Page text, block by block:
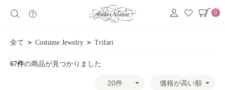
0
全て ＞ Costume Jewelry ＞ Trifari
67件の商品が見つかりました